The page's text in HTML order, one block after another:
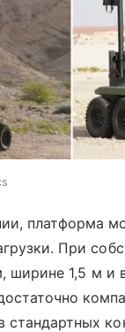
платформа
При
ширине 1,5 м и
стандартных